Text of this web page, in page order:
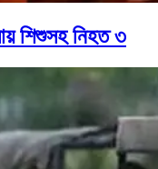
শিশুসহ নিহত ৩